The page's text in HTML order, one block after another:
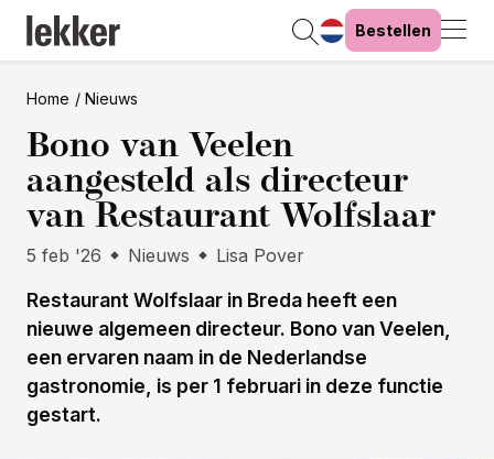
Bestellen
Home Nieuws
Bono van Veelen
aangesteld als directeur
van Restaurant Wolfslaar
5 feb '26 Nieuws Lisa Pover
Restaurant Wolfslaar in Breda heeft een
nieuwe algemeen directeur. Bono van Veelen,
een ervaren naam in de Nederlandse
gastronomie, is per 1 februari in deze functie
gestart.